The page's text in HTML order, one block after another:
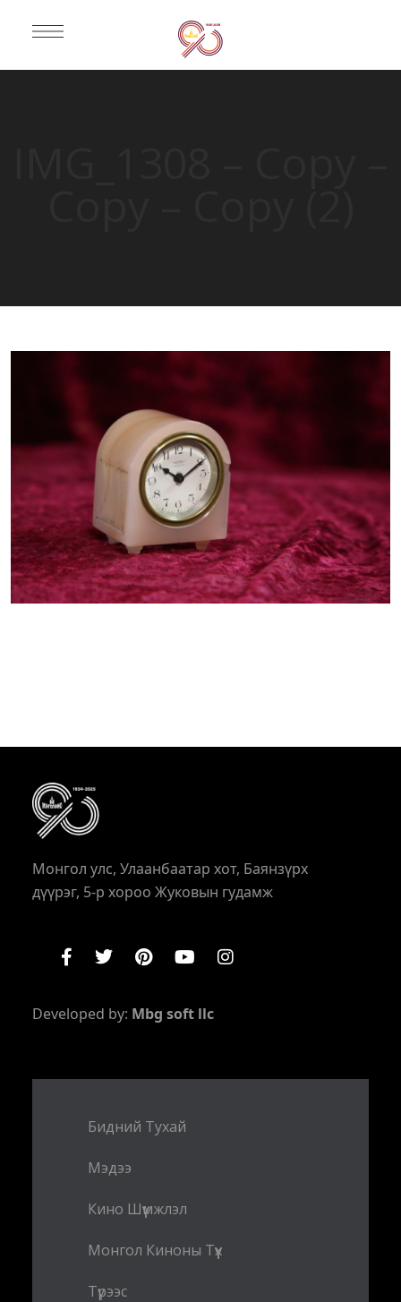
Монгол улс, Улаанбаатар хот, Баянзүрх
дүүрэг, 5-р хороо Жуковын гудамж
Developed by: Mbg soft llc
Бидний Тухай
Мэдээ
Кино Шүүмжлэл
Монгол Киноны Түүх
Түрээс